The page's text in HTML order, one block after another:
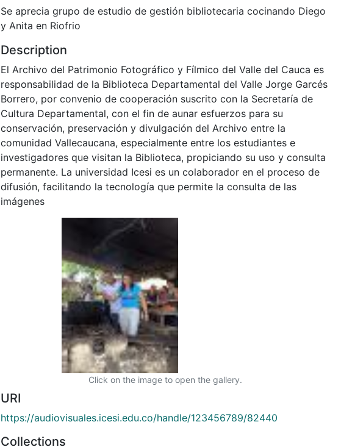
Se aprecia grupo de estudio de gestión bibliotecaria cocinando Diego
y Anita en Riofrio
Description
El Archivo del Patrimonio Fotográfico y Fílmico del Valle del Cauca es
responsabilidad de la Biblioteca Departamental del Valle Jorge Garcés
Borrero, por convenio de cooperación suscrito con la Secretaría de
Cultura Departamental, con el fin de aunar esfuerzos para su
conservación, preservación y divulgación del Archivo entre la
comunidad Vallecaucana, especialmente entre los estudiantes e
investigadores que visitan la Biblioteca, propiciando su uso y consulta
permanente. La universidad Icesi es un colaborador en el proceso de
difusión, facilitando la tecnología que permite la consulta de las
imágenes
Click on the image to open the gallery.
URI
https://audiovisuales.icesi.edu.co/handle/123456789/82440
Collections